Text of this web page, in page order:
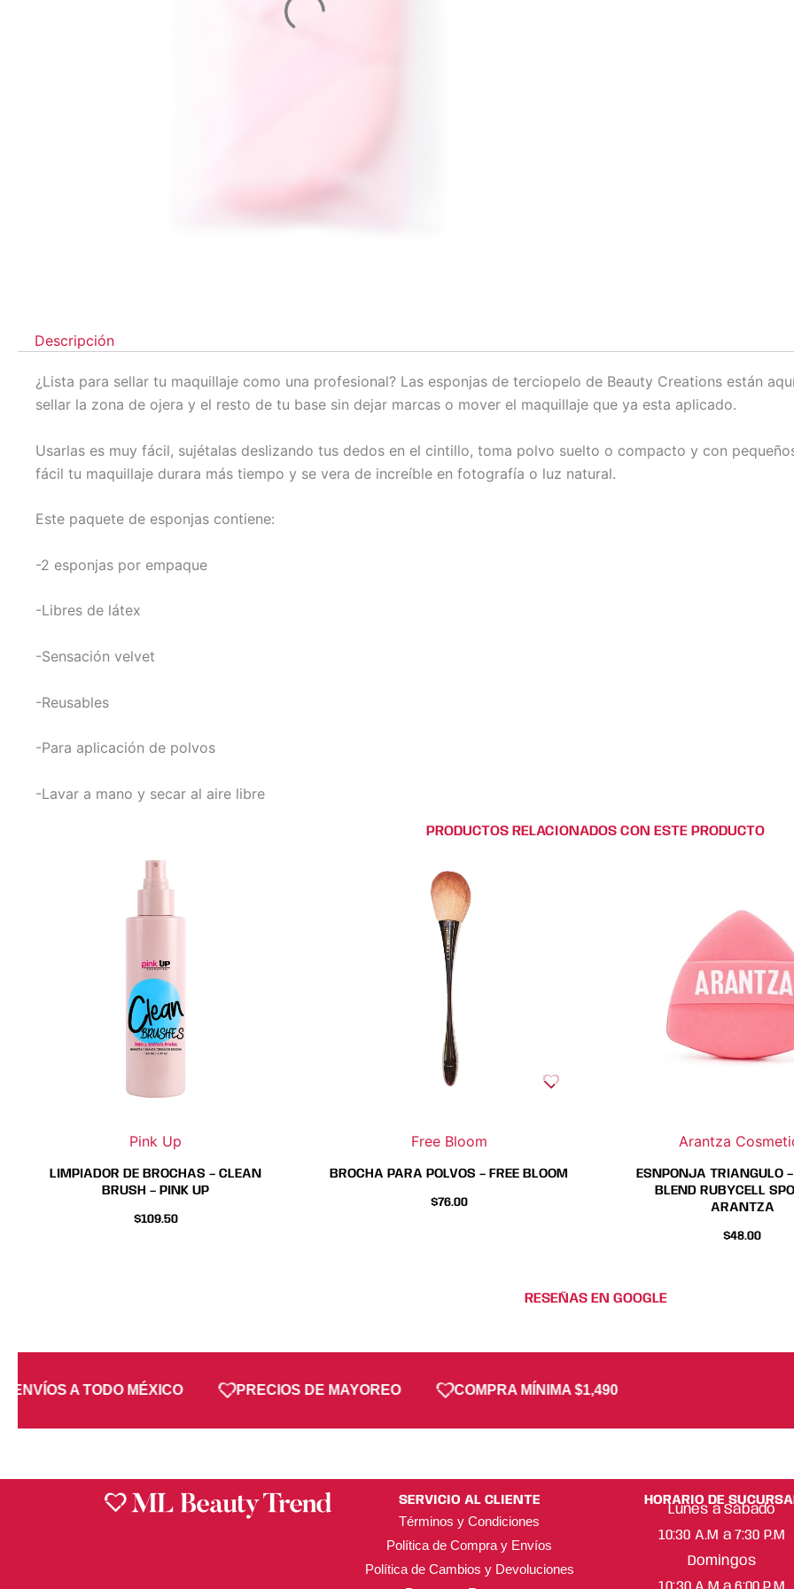
Descripción
¿Lista para sellar tu maquillaje como una profesional? Las esponjas de terciopelo de Beauty Creations están
sellar la zona de ojera y el resto de tu base sin dejar marcas o mover el maquillaje que ya esta aplicado.
Usarlas es muy fácil, sujétalas deslizando tus dedos en el cintillo, toma polvo suelto o compacto y con
fácil tu maquillaje durara más tiempo y se vera de increíble en fotografía o luz natural.
Este paquete de esponjas contiene:
-2 esponjas por empaque
-Libres de látex
-Sensación velvet
-Reusables
-Para aplicación de polvos
-Lavar a mano y secar al aire libre
PRODUCTOS RELACIONADOS CON ESTE PRODUCTO
Pink Up
LIMPIADOR DE BROCHAS – CLEAN
BRUSH – PINK UP
$109.50
Free Bloom
BROCHA PARA POLVOS – FREE BLOOM
$76.00
Arantza
múltiples
Las
opciones
se
elegir
de
ESNPONJA TRIANGULO
BLEND RUBYCELL
ARANTZA
$48.00
Las
elegir
de
RESEÑAS EN GOOGLE
ENVÍOS A TODO MÉXICO PRECIOS DE MAYOREO COMPRA MÍNIMA $1,490
SERVICIO AL CLIENTE
Términos y Condiciones
Política de Compra y Envíos
Política de Cambios y Devoluciones
HORARIO DE
Lunes a Sábado
10:30 A.M a 7:30 P.M
Domingos